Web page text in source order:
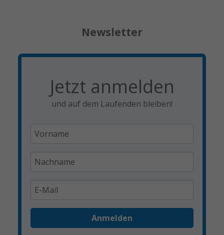
Newsletter
Jetzt anmelden
und auf dem Laufenden bleiben!
Anmelden